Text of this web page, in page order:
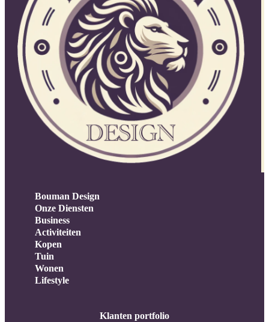
Bouman Design
Onze Diensten
Business
Activiteiten
Kopen
Tuin
Wonen
Lifestyle
Klanten portfolio